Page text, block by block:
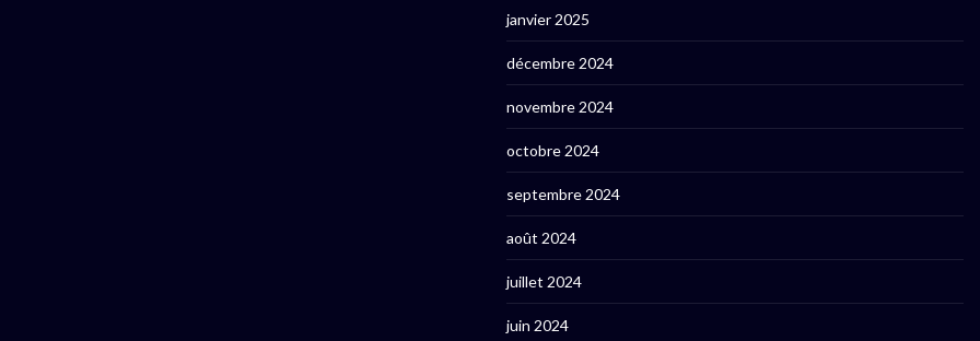
janvier 2025
décembre 2024
novembre 2024
octobre 2024
septembre 2024
août 2024
juillet 2024
juin 2024